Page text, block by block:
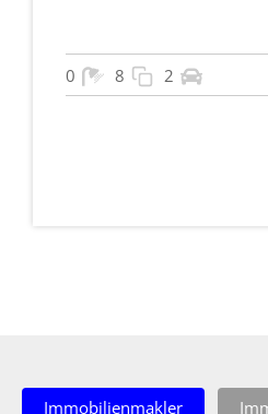
0 8 2
Immobilienmakler